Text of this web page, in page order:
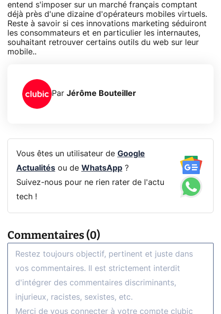
entend s'imposer sur un marché français comptant
déjà près d'une dizaine d'opérateurs mobiles virtuels.
Reste à savoir si ces innovations marketing séduiront
les consommateurs et en particulier les internautes,
souhaitant retrouver certains outils du web sur leur
mobile..
Par Jérôme Bouteiller
Vous êtes un utilisateur de Google
Actualitésou de WhatsApp?
Suivez-nous pour ne rien rater de l'actu
tech !
Commentaires (0)